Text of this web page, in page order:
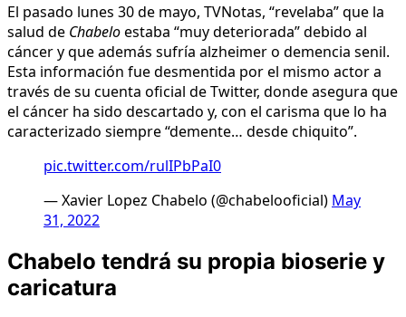
El pasado lunes 30 de mayo, TVNotas, “revelaba” que la
salud de Chabeloestaba “muy deteriorada” debido al
cáncer y que además sufría alzheimer o demencia senil.
Esta información fue desmentida por el mismo actor a
través de su cuenta oficial de Twitter, donde asegura que
el cáncer ha sido descartado y, con el carisma que lo ha
caracterizado siempre “demente… desde chiquito”.
pic.twitter.com/rulIPbPaI0
— Xavier Lopez Chabelo (@chabelooficial) May
31, 2022
Chabelo tendrá su propia bioserie y
caricatura